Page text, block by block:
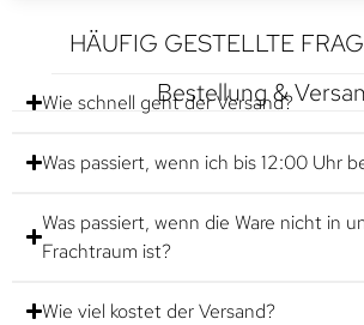
HÄUFIG GESTELLTE
Bestellung &
Wie schnell geht der Versand?
Was passiert, wenn ich bis 12:00 Uhr
Was passiert, wenn die Ware nicht in
Frachtraum ist?
Wie viel kostet der Versand?